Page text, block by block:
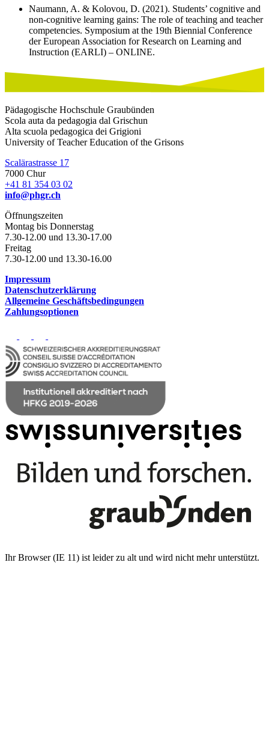
Naumann, A. & Kolovou, D. (2021). Students’ cognitive and
non-cognitive learning gains: The role of teaching and teacher
competencies. Symposium at the 19th Biennial Conference
der European Association for Research on Learning and
Instruction (EARLI) – ONLINE.
Pädagogische Hochschule Graubünden
Scola auta da pedagogia dal Grischun
Alta scuola pedagogica dei Grigioni
University of Teacher Education of the Grisons
Scalärastrasse 17
7000 Chur
+41 81 354 03 02
info@phgr.ch
Öffnungszeiten
Montag bis Donnerstag
7.30-12.00 und 13.30-17.00
Freitag
7.30-12.00 und 13.30-16.00
Impressum
Datenschutzerklärung
Allgemeine Geschäftsbedingungen
Zahlungsoptionen
Ihr Browser (IE 11) ist leider zu alt und wird nicht mehr unterstützt.